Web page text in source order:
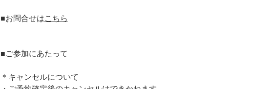
■お問合せはこちら
■ご参加にあたって
＊キャンセルについて